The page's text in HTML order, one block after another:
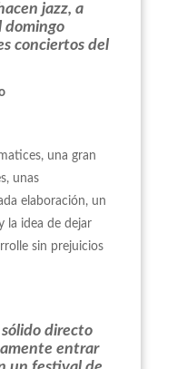
jazz, a
domingo
conciertos del
una gran
unas
elaboración, un
la idea de dejar
sin prejuicios
directo
entrar